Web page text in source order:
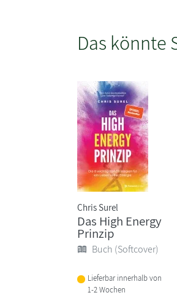
Das könnte
Chris Surel
Das High Energy
Prinzip
Buch (Softcover)
Lieferbar innerhalb von
1-2 Wochen